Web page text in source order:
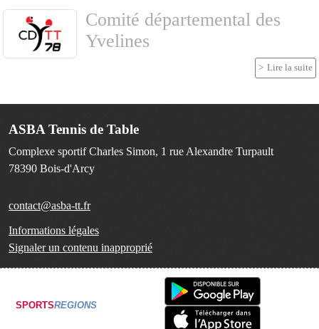
Comité départemental des
Yvelines
Lire la suite
ASBA Tennis de Table
Complexe sportif Charles Simon, 1 rue Alexandre Turpault
78390 Bois-d'Arcy
contact@asba-tt.fr
Informations légales
Signaler un contenu inapproprié
SPORTSREGIONS